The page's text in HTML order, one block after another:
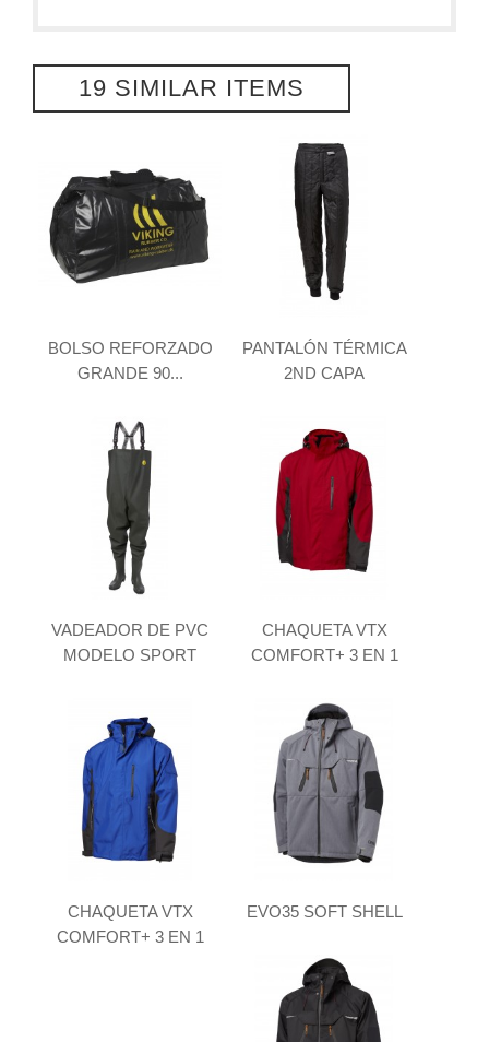
19 SIMILAR ITEMS
BOLSO REFORZADO
GRANDE 90...
PANTALÓN TÉRMICA
2ND CAPA
VADEADOR DE PVC
MODELO SPORT
CHAQUETA VTX
COMFORT+ 3 EN 1
CHAQUETA VTX
COMFORT+ 3 EN 1
EVO35 SOFT SHELL